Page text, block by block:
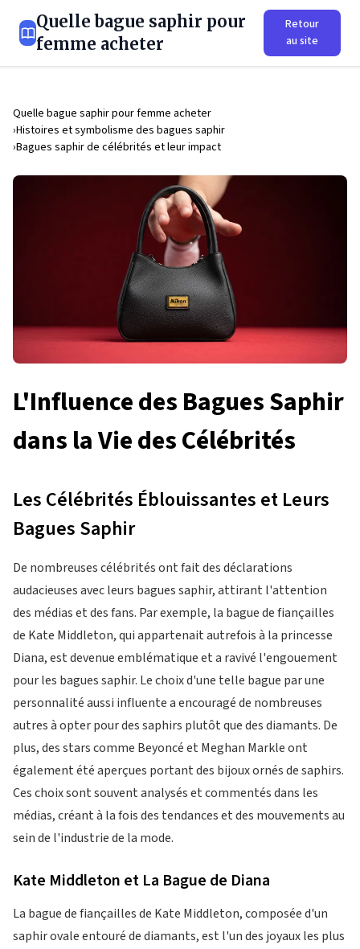
Quelle bague saphir pour
femme acheter
Retour
au site
Quelle bague saphir pour femme acheter
Histoires et symbolisme des bagues saphir
Bagues saphir de célébrités et leur impact
L'Influence des Bagues Saphir
dans la Vie des Célébrités
Les Célébrités Éblouissantes et Leurs
Bagues Saphir
De nombreuses célébrités ont fait des déclarations
audacieuses avec leurs bagues saphir, attirant l'attention
des médias et des fans. Par exemple, la bague de fiançailles
de Kate Middleton, qui appartenait autrefois à la princesse
Diana, est devenue emblématique et a ravivé l'engouement
pour les bagues saphir. Le choix d'une telle bague par une
personnalité aussi influente a encouragé de nombreuses
autres à opter pour des saphirs plutôt que des diamants. De
plus, des stars comme Beyoncé et Meghan Markle ont
également été aperçues portant des bijoux ornés de saphirs.
Ces choix sont souvent analysés et commentés dans les
médias, créant à la fois des tendances et des mouvements au
sein de l'industrie de la mode.
Kate Middleton et La Bague de Diana
La bague de fiançailles de Kate Middleton, composée d'un
saphir ovale entouré de diamants, est l'un des joyaux les plus